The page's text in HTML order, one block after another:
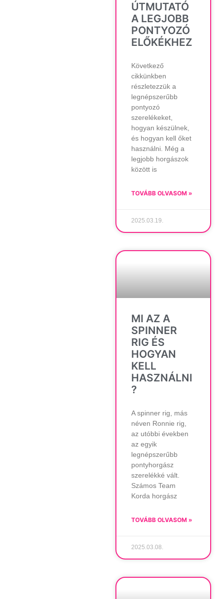
ÚTMUTATÓ
A LEGJOBB
PONTYOZÓ
ELŐKÉKHEZ
Következő
cikkünkben
részletezzük a
legnépszerűbb
pontyozó
szerelékeket,
hogyan készülnek,
és hogyan kell őket
használni. Még a
legjobb horgászok
között is
TOVÁBB OLVASOM »
2025.03.19.
MI AZ A
SPINNER
RIG ÉS
HOGYAN
KELL
HASZNÁLNI
?
A spinner rig, más
néven Ronnie rig,
az utóbbi években
az egyik
legnépszerűbb
pontyhorgász
szerelékké vált.
Számos Team
Korda horgász
TOVÁBB OLVASOM »
2025.03.08.